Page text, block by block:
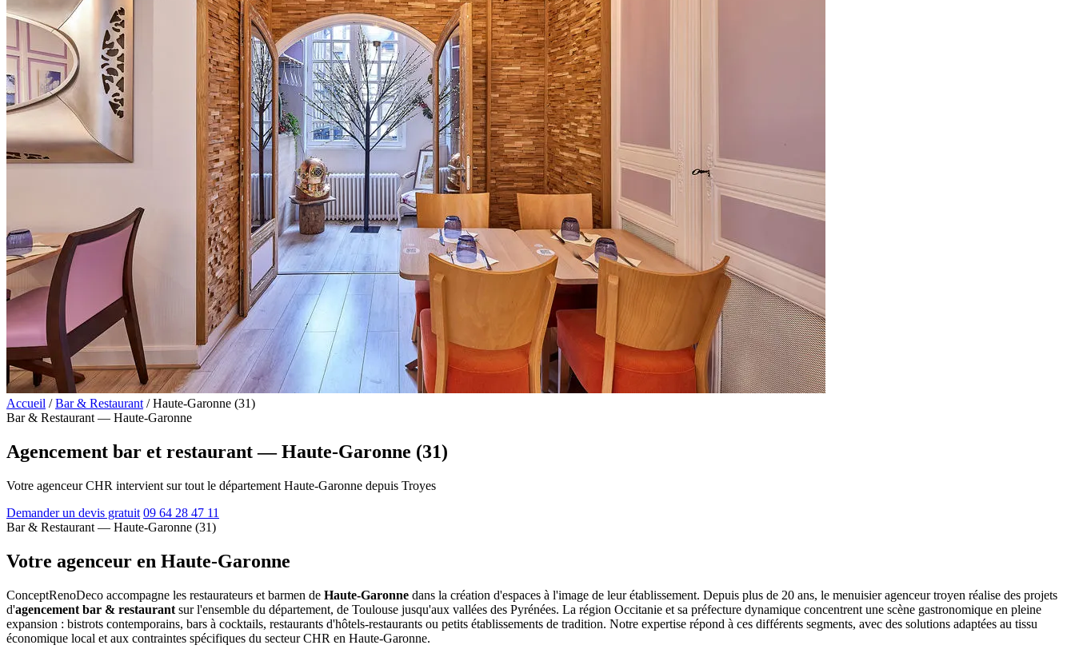
Accueil / Bar & Restaurant / Haute-Garonne (31)
Bar & Restaurant — Haute-Garonne
Agencement bar et restaurant — Haute-Garonne (31)
Votre agenceur CHR intervient sur tout le département Haute-Garonne depuis Troyes
Demander un devis gratuit 09 64 28 47 11
Bar & Restaurant — Haute-Garonne (31)
Votre agenceur en Haute-Garonne
ConceptRenoDeco accompagne les restaurateurs et barmen de Haute-Garonne dans la création d'espaces à l'image de leur établissement. Depuis plus de 20 ans, le menuisier agenceur troyen réalise des projets
d'agencement bar & restaurant sur l'ensemble du département, de Toulouse jusqu'aux vallées des Pyrénées. La région Occitanie et sa préfecture dynamique concentrent une scène gastronomique en pleine
expansion : bistrots contemporains, bars à cocktails, restaurants d'hôtels-restaurants ou petits établissements de tradition. Notre expertise répond à ces différents segments, avec des solutions adaptées au tissu
économique local et aux contraintes spécifiques du secteur CHR en Haute-Garonne.